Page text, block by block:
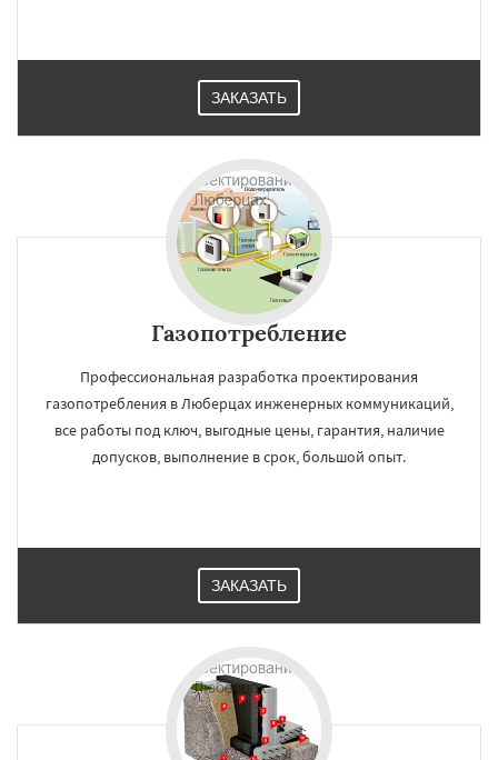
ЗАКАЗАТЬ
Газопотребление
Профессиональная разработка проектирования
газопотребления в Люберцах инженерных коммуникаций,
все работы под ключ, выгодные цены, гарантия, наличие
допусков, выполнение в срок, большой опыт.
ЗАКАЗАТЬ